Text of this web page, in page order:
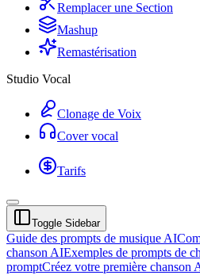
Remplacer une Section
Mashup
Remastérisation
Studio Vocal
Clonage de Voix
Cover vocal
Tarifs
Toggle Sidebar
Guide des prompts de musique AI
chanson AIExemples de prompts de
promptCréez votre première chanson